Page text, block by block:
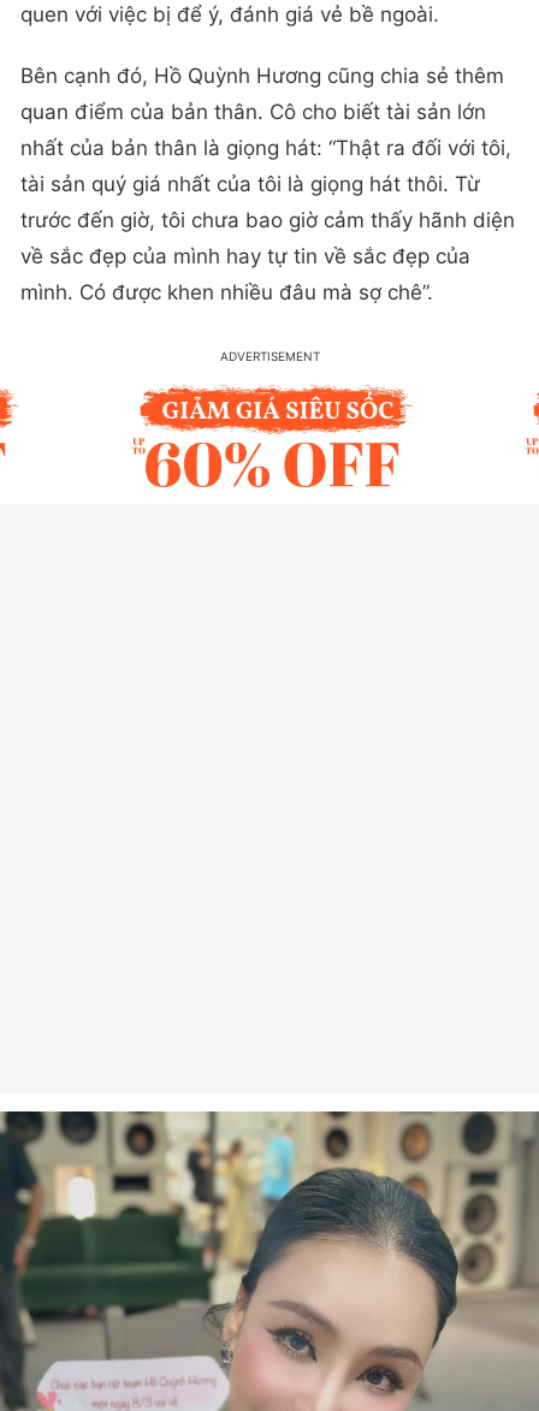
quen với việc bị để ý, đánh giá vẻ bề ngoài.
Bên cạnh đó, Hồ Quỳnh Hương cũng chia sẻ thêm
quan điểm của bản thân. Cô cho biết tài sản lớn
nhất của bản thân là giọng hát: “Thật ra đối với tôi,
tài sản quý giá nhất của tôi là giọng hát thôi. Từ
trước đến giờ, tôi chưa bao giờ cảm thấy hãnh diện
về sắc đẹp của mình hay tự tin về sắc đẹp của
mình. Có được khen nhiều đâu mà sợ chê”.